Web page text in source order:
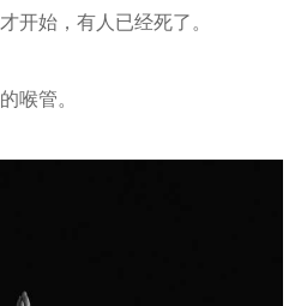
开始，有人已经死了。
喉管。